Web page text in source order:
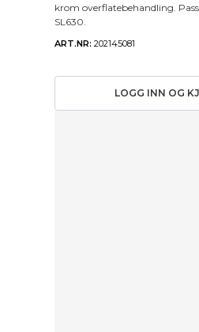
krom overflatebehandling.
SL630.
ART.NR: 202145081
LOGG INN OG